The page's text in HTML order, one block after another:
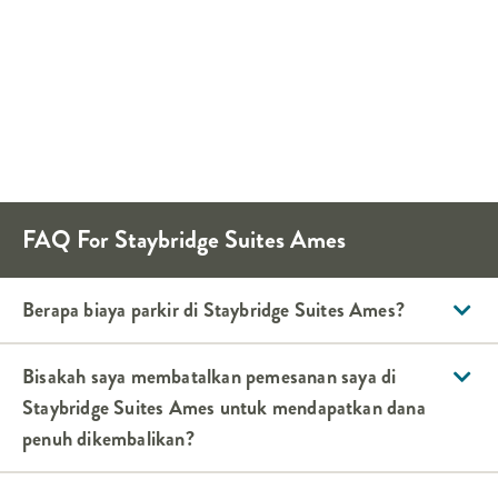
FAQ ForStaybridge SuitesAmes
Berapa biaya parkir di Staybridge SuitesAmes?
Bisakah saya membatalkan pemesanan saya di
Staybridge Suites Ames untuk mendapatkan dana
penuh dikembalikan?